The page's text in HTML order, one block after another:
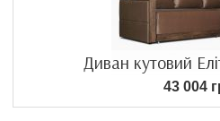
Диван кутовий
43 004